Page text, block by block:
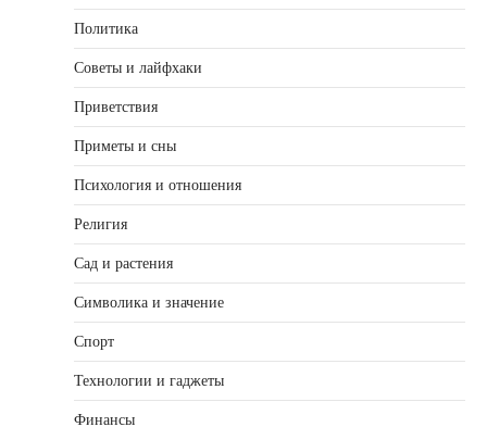
Политика
Советы и лайфхаки
Приветствия
Приметы и сны
Психология и отношения
Религия
Сад и растения
Символика и значение
Спорт
Технологии и гаджеты
Финансы